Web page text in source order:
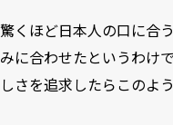
驚くほど日本人の口に合
みに合わせたというわけ
しさを追求したらこのよ